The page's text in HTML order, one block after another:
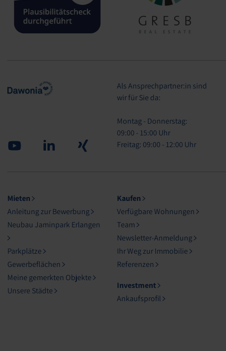
Youtube Linked in
Xing
Als Ansprechpartner:in sind
wir für Sie da:
Montag - Donnerstag:
09:00 - 15:00 Uhr
Freitag: 09:00 - 12:00 Uhr
Mieten
Anleitung zur Bewerbung
Neubau Jaminpark Erlangen
Parkplätze
Gewerbeflächen
Meine gemerkten Objekte
Unsere Städte
Kaufen
Verfügbare Wohnungen
Team
Newsletter-Anmeldung
Ihr Weg zur Immobilie
Referenzen
Investment
Ankaufsprofil